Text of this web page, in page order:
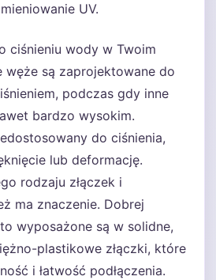
UV.
ciśnieniu wody w Twoim
węże są zaprojektowane do
podczas gdy inne
bardzo wysokim.
do ciśnienia,
lub deformację.
rodzaju złączek i
ma znaczenie. Dobrej
wyposażone są w solidne,
plastikowe złączki, które
i łatwość podłączenia.